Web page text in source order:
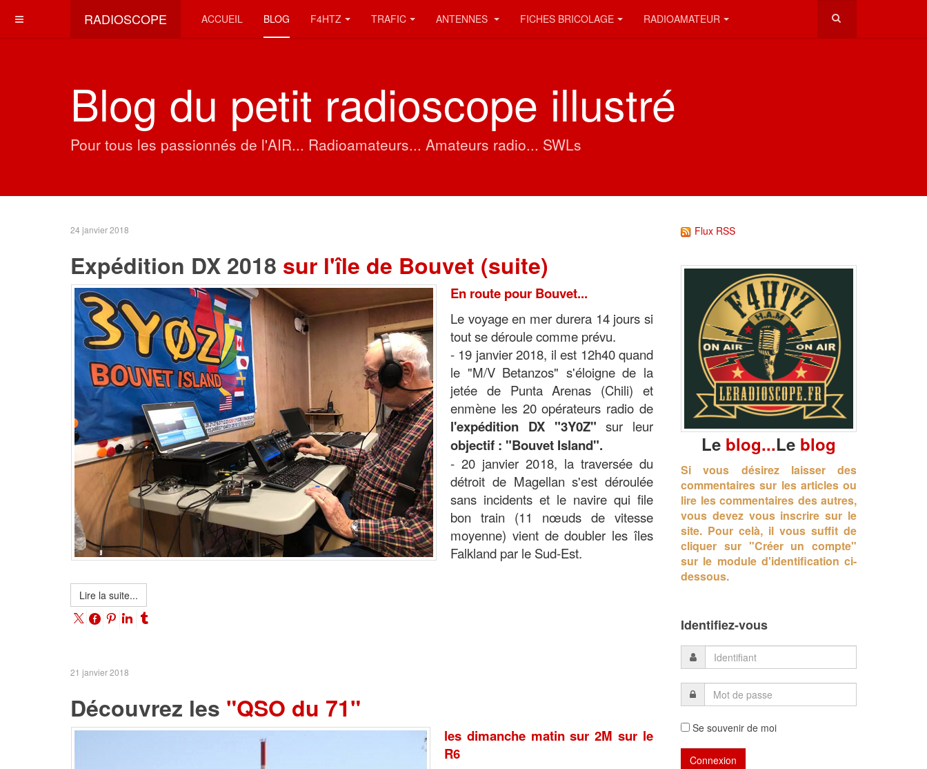
RADIOSCOPE ACCUEIL BLOG F4HTZ TRAFIC ANTENNES FICHES BRICOLAGE RADIOAMATEUR
Blog du petit radioscope illustré
Pour tous les passionnés de l'AIR... Radioamateurs... Amateurs radio... SWLs
24 janvier 2018
Expédition DX 2018 sur l'île de Bouvet (suite)
En route pour Bouvet...
Le voyage en mer durera 14 jours si
tout se déroule comme prévu.
- 19 janvier 2018, il est 12h40 quand
le "M/V Betanzos" s'éloigne de la
jetée de Punta Arenas (Chili) et
enmène les 20 opérateurs radio de
l'expédition DX "3Y0Z" sur leur
objectif : "Bouvet Island".
- 20 janvier 2018, la traversée du
détroit de Magellan s'est déroulée
sans incidents et le navire qui file
bon train (11 nœuds de vitesse
moyenne) vient de doubler les îles
Falkland par le Sud-Est.
Lire la suite...
21 janvier 2018
Découvrez les "QSO du 71"
les dimanche matin sur 2M sur le
R6
Flux RSS
Le blog...Le blog
Si vous désirez laisser des
commentaires sur les articles ou
lire les commentaires des autres,
vous devez vous inscrire sur le
site. Pour celà, il vous suffit de
cliquer sur "Créer un compte"
sur le module d'identification ci-
dessous.
Identifiez-vous
Se souvenir de moi